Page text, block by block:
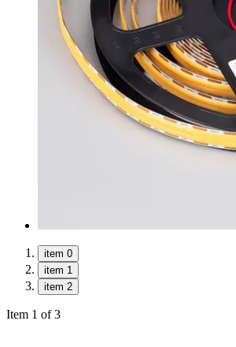
item 0
item 1
item 2
Item 1 of 3